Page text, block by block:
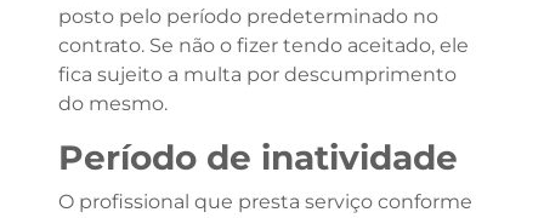
posto pelo período predeterminado no
contrato. Se não o fizer tendo aceitado, ele
fica sujeito a multa por descumprimento
do mesmo.
Período de inatividade
O profissional que presta serviço conforme